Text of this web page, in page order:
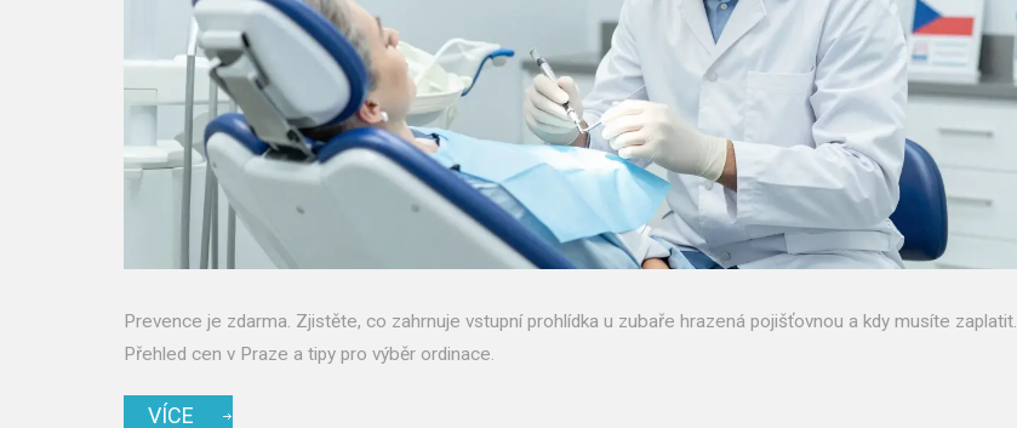
Prevence je zdarma. Zjistěte, co zahrnuje vstupní prohlídka u zubaře hrazená pojišťovnou a kdy musíte zaplatit.
Přehled cen v Praze a tipy pro výběr ordinace.
VÍCE